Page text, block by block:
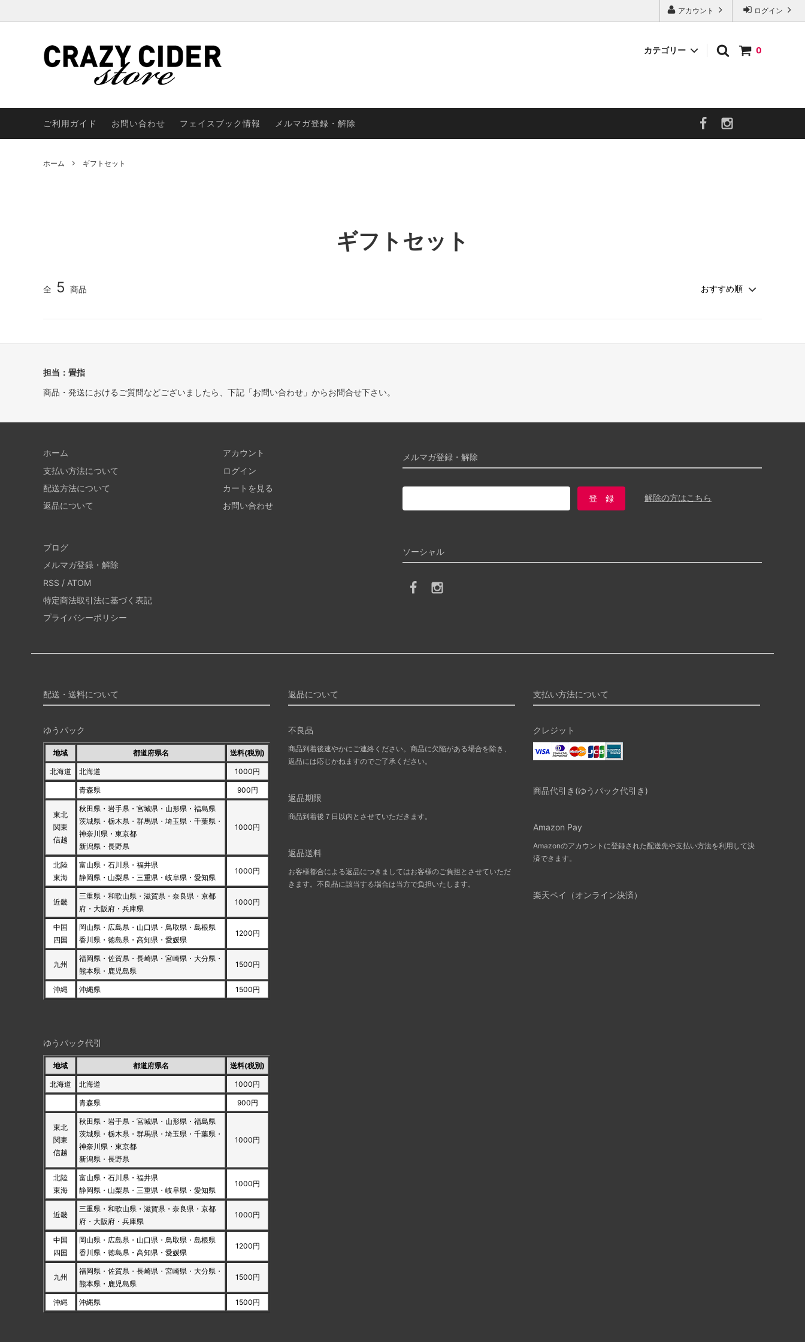
ログイン
アカウント
0
カテゴリー
ご利用ガイド
お問い合わせ フェイスブック情報 メルマガ登録・解除
ホーム ギフトセット
ギフトセット
全 5 商品
担当：畳指
商品・発送におけるご質問などございましたら、下記「お問い合わせ」からお問合せ下さい。
メルマガ登録・解除
解除の方はこちら
ホーム
支払い方法について
配送方法について
返品について
アカウント
ログイン
カートを見る
お問い合わせ
ソーシャル
ブログ
メルマガ登録・解除
RSS / ATOM
特定商法取引法に基づく表記
プライバシーポリシー
配送・送料について
ゆうパック
地域 都道府県名 送料(税別)
北海道 北海道 1000円
青森県 900円
東北
関東
信越
秋田県・岩手県・宮城県・山形県・福島県
茨城県・栃木県・群馬県・埼玉県・千葉県・
神奈川県・東京都
新潟県・長野県
1000円
北陸
東海
富山県・石川県・福井県
静岡県・山梨県・三重県・岐阜県・愛知県
1000円
近畿
三重県・和歌山県・滋賀県・奈良県・京都
府・大阪府・兵庫県
1000円
中国
四国
岡山県・広島県・山口県・鳥取県・島根県
香川県・徳島県・高知県・愛媛県
1200円
九州
福岡県・佐賀県・長崎県・宮崎県・大分県・
熊本県・鹿児島県
1500円
沖縄 沖縄県 1500円
ゆうパック代引
地域 都道府県名 送料(税別)
北海道 北海道 1000円
青森県 900円
東北
関東
信越
秋田県・岩手県・宮城県・山形県・福島県
茨城県・栃木県・群馬県・埼玉県・千葉県・
神奈川県・東京都
新潟県・長野県
1000円
北陸
東海
富山県・石川県・福井県
静岡県・山梨県・三重県・岐阜県・愛知県
1000円
近畿
三重県・和歌山県・滋賀県・奈良県・京都
府・大阪府・兵庫県
1000円
中国
四国
岡山県・広島県・山口県・鳥取県・島根県
香川県・徳島県・高知県・愛媛県
1200円
九州
福岡県・佐賀県・長崎県・宮崎県・大分県・
熊本県・鹿児島県
1500円
沖縄 沖縄県 1500円
返品について
不良品
商品到着後速やかにご連絡ください。商品に欠陥がある場合を除き、
返品には応じかねますのでご了承ください。
返品期限
商品到着後７日以内とさせていただきます。
返品送料
お客様都合による返品につきましてはお客様のご負担とさせていただ
きます。不良品に該当する場合は当方で負担いたします。
支払い方法について
クレジット
商品代引き(ゆうパック代引き)
Amazon Pay
Amazonのアカウントに登録された配送先や支払い方法を利用して決
済できます。
楽天ペイ（オンライン決済）